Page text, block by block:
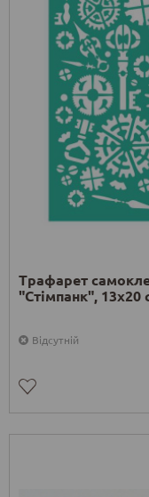
Трафарет
"Стімпанк", 13x20
Відсутній